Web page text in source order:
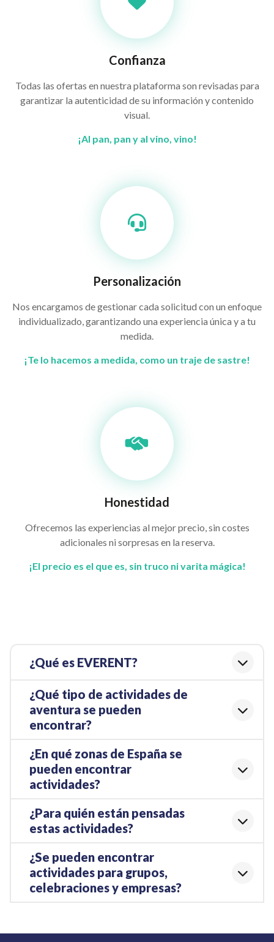
Confianza
Todas las ofertas en nuestra plataforma son revisadas para
garantizar la autenticidad de su información y contenido
visual.
¡Al pan, pan y al vino, vino!
Personalización
Nos encargamos de gestionar cada solicitud con un enfoque
individualizado, garantizando una experiencia única y a tu
medida.
¡Te lo hacemos a medida, como un traje de sastre!
Honestidad
Ofrecemos las experiencias al mejor precio, sin costes
adicionales ni sorpresas en la reserva.
¡El precio es el que es, sin truco ni varita mágica!
¿Qué es EVERENT?
¿Qué tipo de actividades de
aventura se pueden
encontrar?
¿En qué zonas de España se
pueden encontrar
actividades?
¿Para quién están pensadas
estas actividades?
¿Se pueden encontrar
actividades para grupos,
celebraciones y empresas?